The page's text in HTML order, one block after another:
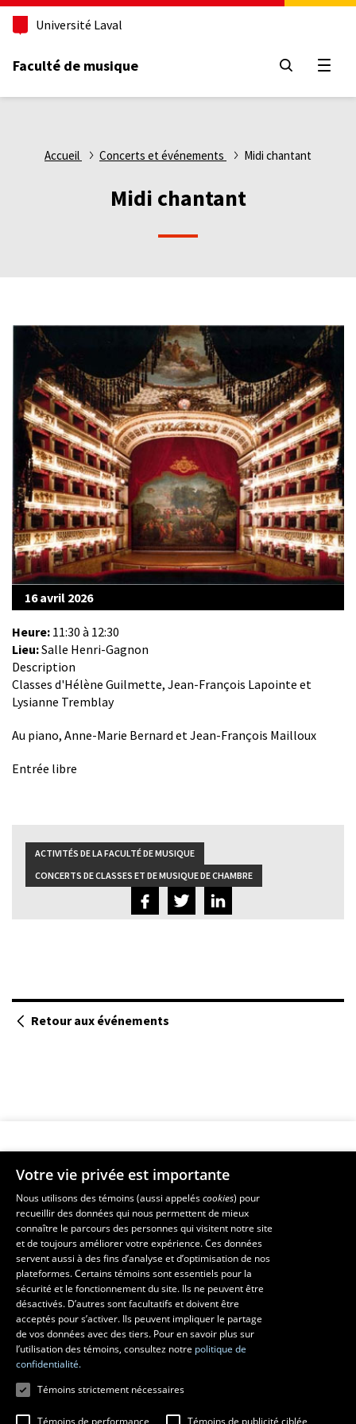
Aller
principal
Université Laval
Faculté de musique
Accueil Concerts et événements Midi chantant
Midi chantant
16 avril 2026
Heure: 11:30 à 12:30
Lieu:Salle Henri-Gagnon
Description
Classes d'Hélène Guilmette, Jean-François Lapointe et
Lysianne Tremblay
Au piano, Anne-Marie Bernard et Jean-François Mailloux
Entrée libre
ACTIVITÉS DE LA FACULTÉ DE MUSIQUE
CONCERTS DE CLASSES ET DE MUSIQUE DE CHAMBRE
Retour aux événements
Faculté de musique
Pavillon Louis-Jacques-Casault
1055, avenue du Séminaire, Québec (Québec)  G1V 0A6
Téléphone: 418 656-7061
Suivez-nous sur Facebook
Suivez-nous sur YouTube
Votre vie privée est importante
Nous utilisons des témoins (aussi appeléscookies) pour
recueillir des données qui nous permettent de mieux
connaître le parcours des personnes qui visitent notre site
et de toujours améliorer votre expérience. Ces données
servent aussi à des fins d’analyse et d’optimisation de nos
plateformes. Certains témoins sont essentiels pour la
sécurité et le fonctionnement du site. Ils ne peuvent être
désactivés. D’autres sont facultatifs et doivent être
acceptés pour s’activer. Ils peuvent impliquer le partage
de vos données avec des tiers. Pour en savoir plus sur
l’utilisation des témoins, consultez notre politique de
confidentialité.
Témoins strictement nécessaires
Témoins de performance Témoins de publicité ciblée